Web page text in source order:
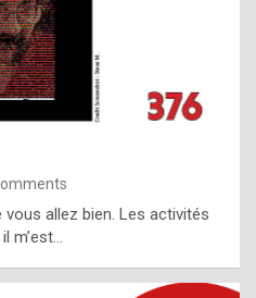
t
o
r
p
e
c
i
vous allez bien. Les activités
m’est…